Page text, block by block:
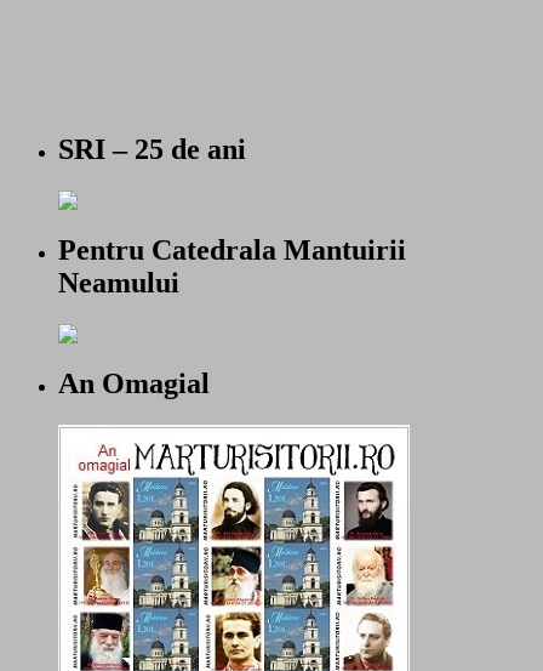
SRI – 25 de ani
Pentru Catedrala Mantuirii
Neamului
An Omagial